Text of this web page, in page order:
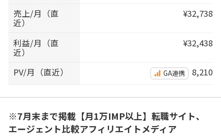
売上/月（直
近）
¥32,738
利益/月（直
近）
¥32,438
PV/月（直近） GA連携 8,210
※7月末まで掲載【月1万IMP以上】転職サイト、
エージェント比較アフィリエイトメディア